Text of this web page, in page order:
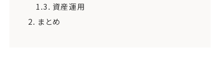
1.3. 資産運用
2. まとめ